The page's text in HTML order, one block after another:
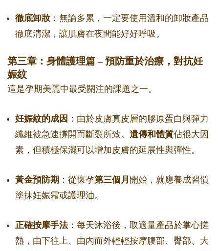
徹底卸妝 ：無論多累，一定要使用溫和的卸妝產品
徹底清潔，讓肌膚在夜間能好好呼吸。
第三章：身體護理篇 – 預防重於治療，對抗妊
娠紋
這是孕期美麗中最受關注的課題之一。
妊娠紋的成因 ：由於皮膚真皮層的膠原蛋白與彈力
纖維被急速撐開而斷裂所致。 遺傳和體質佔很大因
素，但積極保濕可以增加皮膚的延展性與彈性。
黃金預防期 ：從懷孕第三個月 開始，就應養成習慣
塗抹妊娠霜或護理油。
正確按摩手法：每天沐浴後，取適量產品於掌心搓
熱，由下往上、由內而外輕輕按摩腹部、臀部、大